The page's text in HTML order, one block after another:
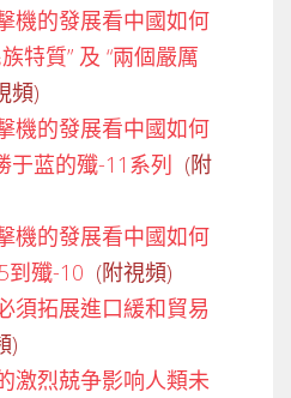
機的發展看中國如何
特質” 及 “兩個嚴厲
頻)
機的發展看中國如何
于蓝的殲-11系列
(附
機的發展看中國如何
到殲-10 (附視頻)
須拓展進口緩和貿易
)
激烈兢争影响人類未